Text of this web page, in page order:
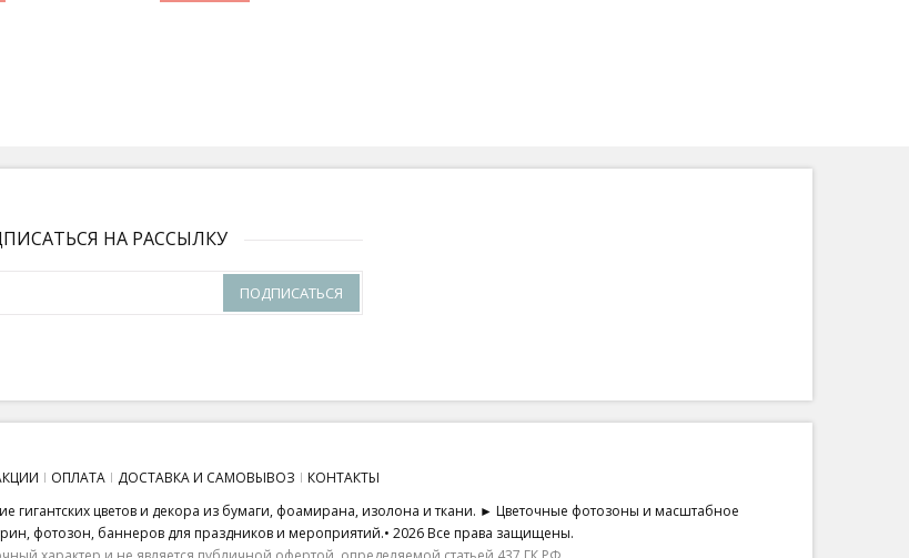
НА РАССЫЛКУ
ПОДПИСАТЬСЯ
ОПЛАТА ДОСТАВКА И САМОВЫВОЗ
КОНТАКТЫ
гигантских цветов и декора из бумаги, фоамирана, изолона и ткани. ► Цветочные фотозоны и масштабное
фотозон, баннеров для праздников и мероприятий.• 2026 Все права защищены.